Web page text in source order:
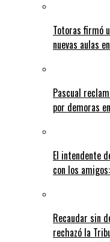
Totoras firmó
nuevas aulas
Pascual
por demoras
El intendente
con los
Recaudar sin
rechazó la